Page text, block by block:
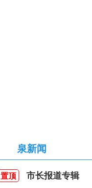
泉新闻
置顶 市长报道专辑